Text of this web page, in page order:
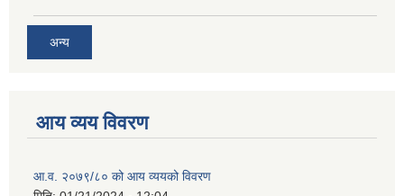
अन्य
आय व्यय विवरण
आ.व. २०७९/८० को आय व्ययको विवरण